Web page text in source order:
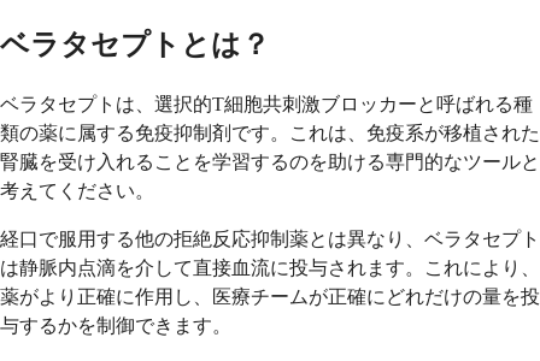
ベラタセプトとは？
ベラタセプトは、選択的T細胞共刺激ブロッカーと呼ばれる種
類の薬に属する免疫抑制剤です。これは、免疫系が移植された
腎臓を受け入れることを学習するのを助ける専門的なツールと
考えてください。
経口で服用する他の拒絶反応抑制薬とは異なり、ベラタセプト
は静脈内点滴を介して直接血流に投与されます。これにより、
薬がより正確に作用し、医療チームが正確にどれだけの量を投
与するかを制御できます。